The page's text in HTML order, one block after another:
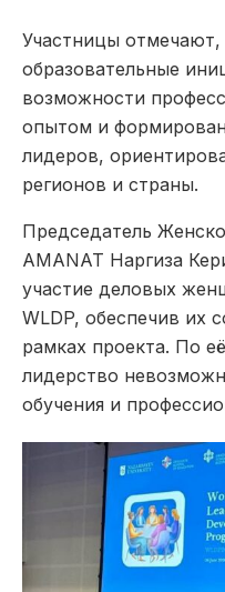
Участницы
образовательные
возможности
опытом и
лидеров,
регионов и страны.
Председатель
AMANAT Наргиза
участие деловых
WLDP, обеспечив их
рамках проекта. По
лидерство
обучения и